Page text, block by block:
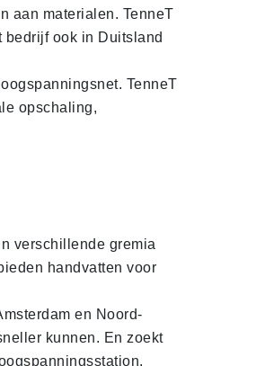
aan materialen. TenneT
bedrijf ook in Duitsland
TenneT
opschaling,
verschillende gremia
handvatten voor
en Noord-
kunnen. En zoekt